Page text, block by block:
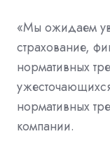
«Мы ожидаем
страхование,
нормативных
нормативных
компании.